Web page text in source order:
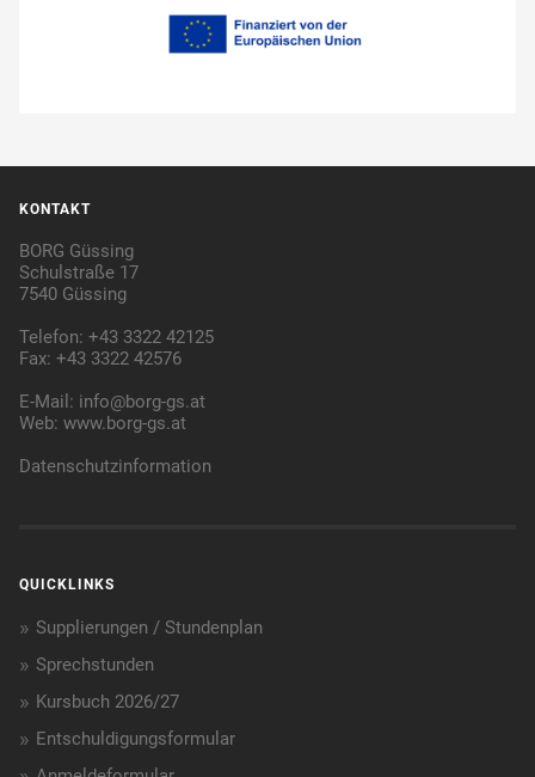
KONTAKT
BORG Güssing
Schulstraße 17
7540 Güssing
Telefon: +43 3322 42125
Fax: +43 3322 42576
E-Mail: info@borg-gs.at
Web:www.borg-gs.at
Datenschutzinformation
QUICKLINKS
Supplierungen / Stundenplan
Sprechstunden
Kursbuch 2026/27
Entschuldigungsformular